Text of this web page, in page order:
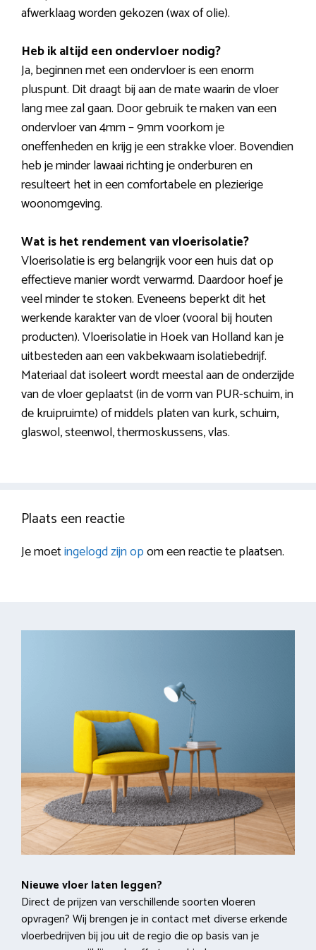
afwerklaag worden gekozen (wax of olie).
Heb ik altijd een ondervloer nodig?
Ja, beginnen met een ondervloer is een enorm
pluspunt. Dit draagt bij aan de mate waarin de vloer
lang mee zal gaan. Door gebruik te maken van een
ondervloer van 4mm – 9mm voorkom je
oneffenheden en krijg je een strakke vloer. Bovendien
heb je minder lawaai richting je onderburen en
resulteert het in een comfortabele en plezierige
woonomgeving.
Wat is het rendement van vloerisolatie?
Vloerisolatie is erg belangrijk voor een huis dat op
effectieve manier wordt verwarmd. Daardoor hoef je
veel minder te stoken. Eveneens beperkt dit het
werkende karakter van de vloer (vooral bij houten
producten). Vloerisolatie in Hoek van Holland kan je
uitbesteden aan een vakbekwaam isolatiebedrijf.
Materiaal dat isoleert wordt meestal aan de onderzijde
van de vloer geplaatst (in de vorm van PUR-schuim, in
de kruipruimte) of middels platen van kurk, schuim,
glaswol, steenwol, thermoskussens, vlas.
Plaats een reactie
Je moetingelogd zijn opom een reactie te plaatsen.
Nieuwe vloer laten leggen?
Direct de prijzen van verschillende soorten vloeren
opvragen? Wij brengen je in contact met diverse erkende
vloerbedrijven bij jou uit de regio die op basis van je